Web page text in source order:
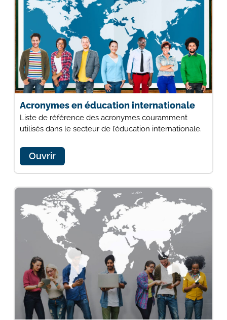
Acronymes en éducation internationale
Liste de référence des acronymes couramment
utilisés dans le secteur de l’éducation internationale.
Ouvrir